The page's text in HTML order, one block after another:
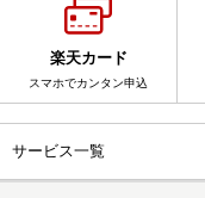
楽天カード
スマホでカンタン申込
サービス一覧